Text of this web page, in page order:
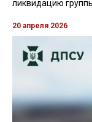
ликвидацию
20 апреля 2026